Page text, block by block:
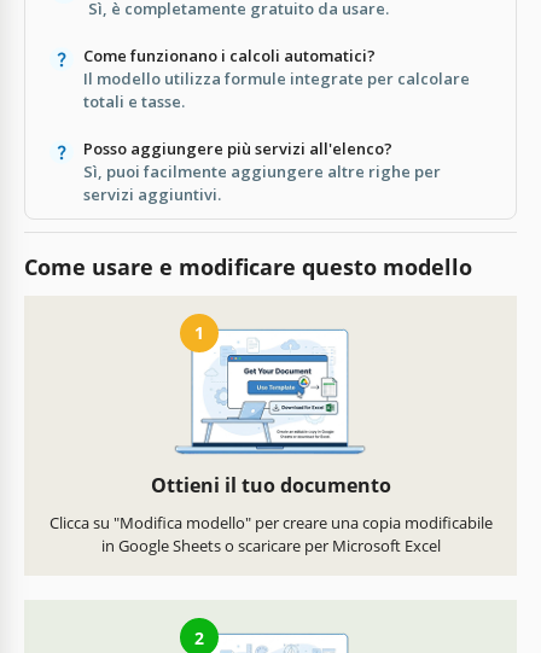
Sì, è completamente gratuito da usare.
Come funzionano i calcoli automatici?
Il modello utilizza formule integrate per calcolare
totali e tasse.
Posso aggiungere più servizi all'elenco?
Sì, puoi facilmente aggiungere altre righe per
servizi aggiuntivi.
Come usare e modificare questo modello
1
Ottieni il tuo documento
Clicca su "Modifica modello" per creare una copia modificabile
in Google Sheets o scaricare per Microsoft Excel
2